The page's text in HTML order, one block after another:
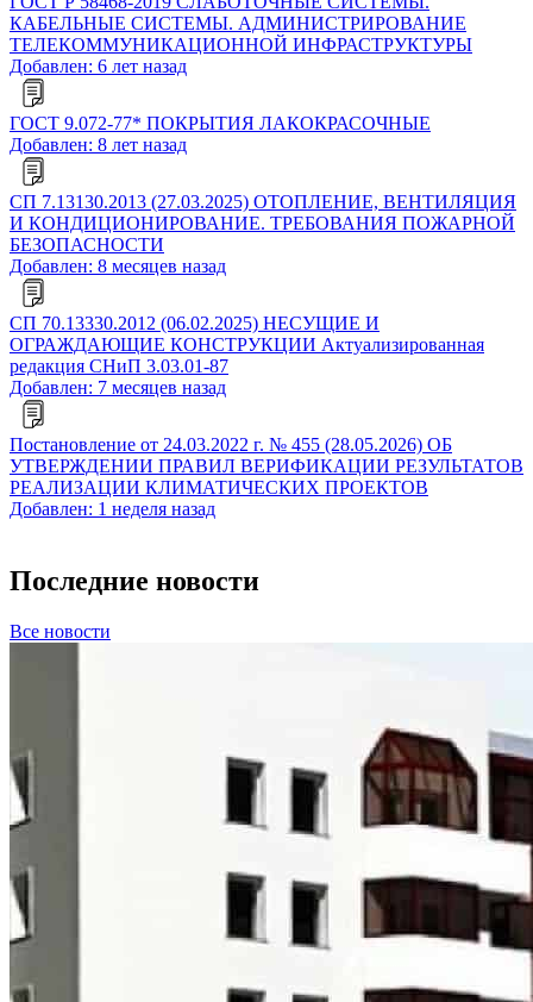
КАБЕЛЬНЫЕ СИСТЕМЫ. АДМИНИСТРИРОВАНИЕ
ТЕЛЕКОММУНИКАЦИОННОЙ ИНФРАСТРУКТУРЫ
Добавлен: 6 лет назад
ГОСТ 9.072-77* ПОКРЫТИЯ ЛАКОКРАСОЧНЫЕ
Добавлен: 8 лет назад
СП 7.13130.2013 (27.03.2025) ОТОПЛЕНИЕ, ВЕНТИЛЯЦИЯ
И КОНДИЦИОНИРОВАНИЕ. ТРЕБОВАНИЯ ПОЖАРНОЙ
БЕЗОПАСНОСТИ
Добавлен: 8 месяцев назад
СП 70.13330.2012 (06.02.2025) НЕСУЩИЕ И
ОГРАЖДАЮЩИЕ КОНСТРУКЦИИ Актуализированная
редакция СНиП 3.03.01-87
Добавлен: 7 месяцев назад
Постановление от 24.03.2022 г. № 455 (28.05.2026) ОБ
УТВЕРЖДЕНИИ ПРАВИЛ ВЕРИФИКАЦИИ РЕЗУЛЬТАТОВ
РЕАЛИЗАЦИИ КЛИМАТИЧЕСКИХ ПРОЕКТОВ
Добавлен: 1 неделя назад
Последние новости
Все новости